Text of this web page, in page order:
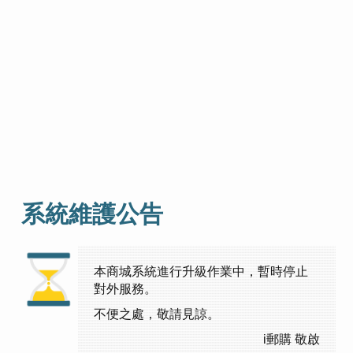
系統維護公告
本商城系統進行升級作業中，暫時停止
對外服務。
不便之處，敬請見諒。
i郵購 敬啟